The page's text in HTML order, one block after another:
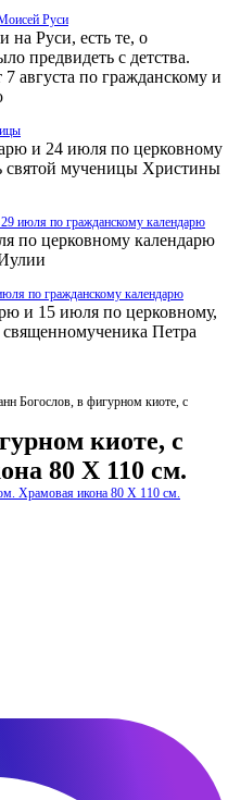
Руси
на Руси, есть те, о
предвидеть с детства.
7 августа по гражданскому и
и 24 июля по церковному
святой мученицы Христины
июля по гражданскому календарю
по церковному календарю
по гражданскому календарю
и 15 июля по церковному,
священномученика Петра
Богослов, в фигурном киоте, с
киоте, с
80 Х 110 см.